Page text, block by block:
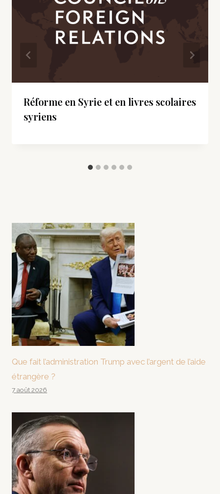
Réforme en Syrie et en livres scolaires
syriens
Que fait l’administration Trump avec l’argent de l’aide
étrangère ?
7 août 2026